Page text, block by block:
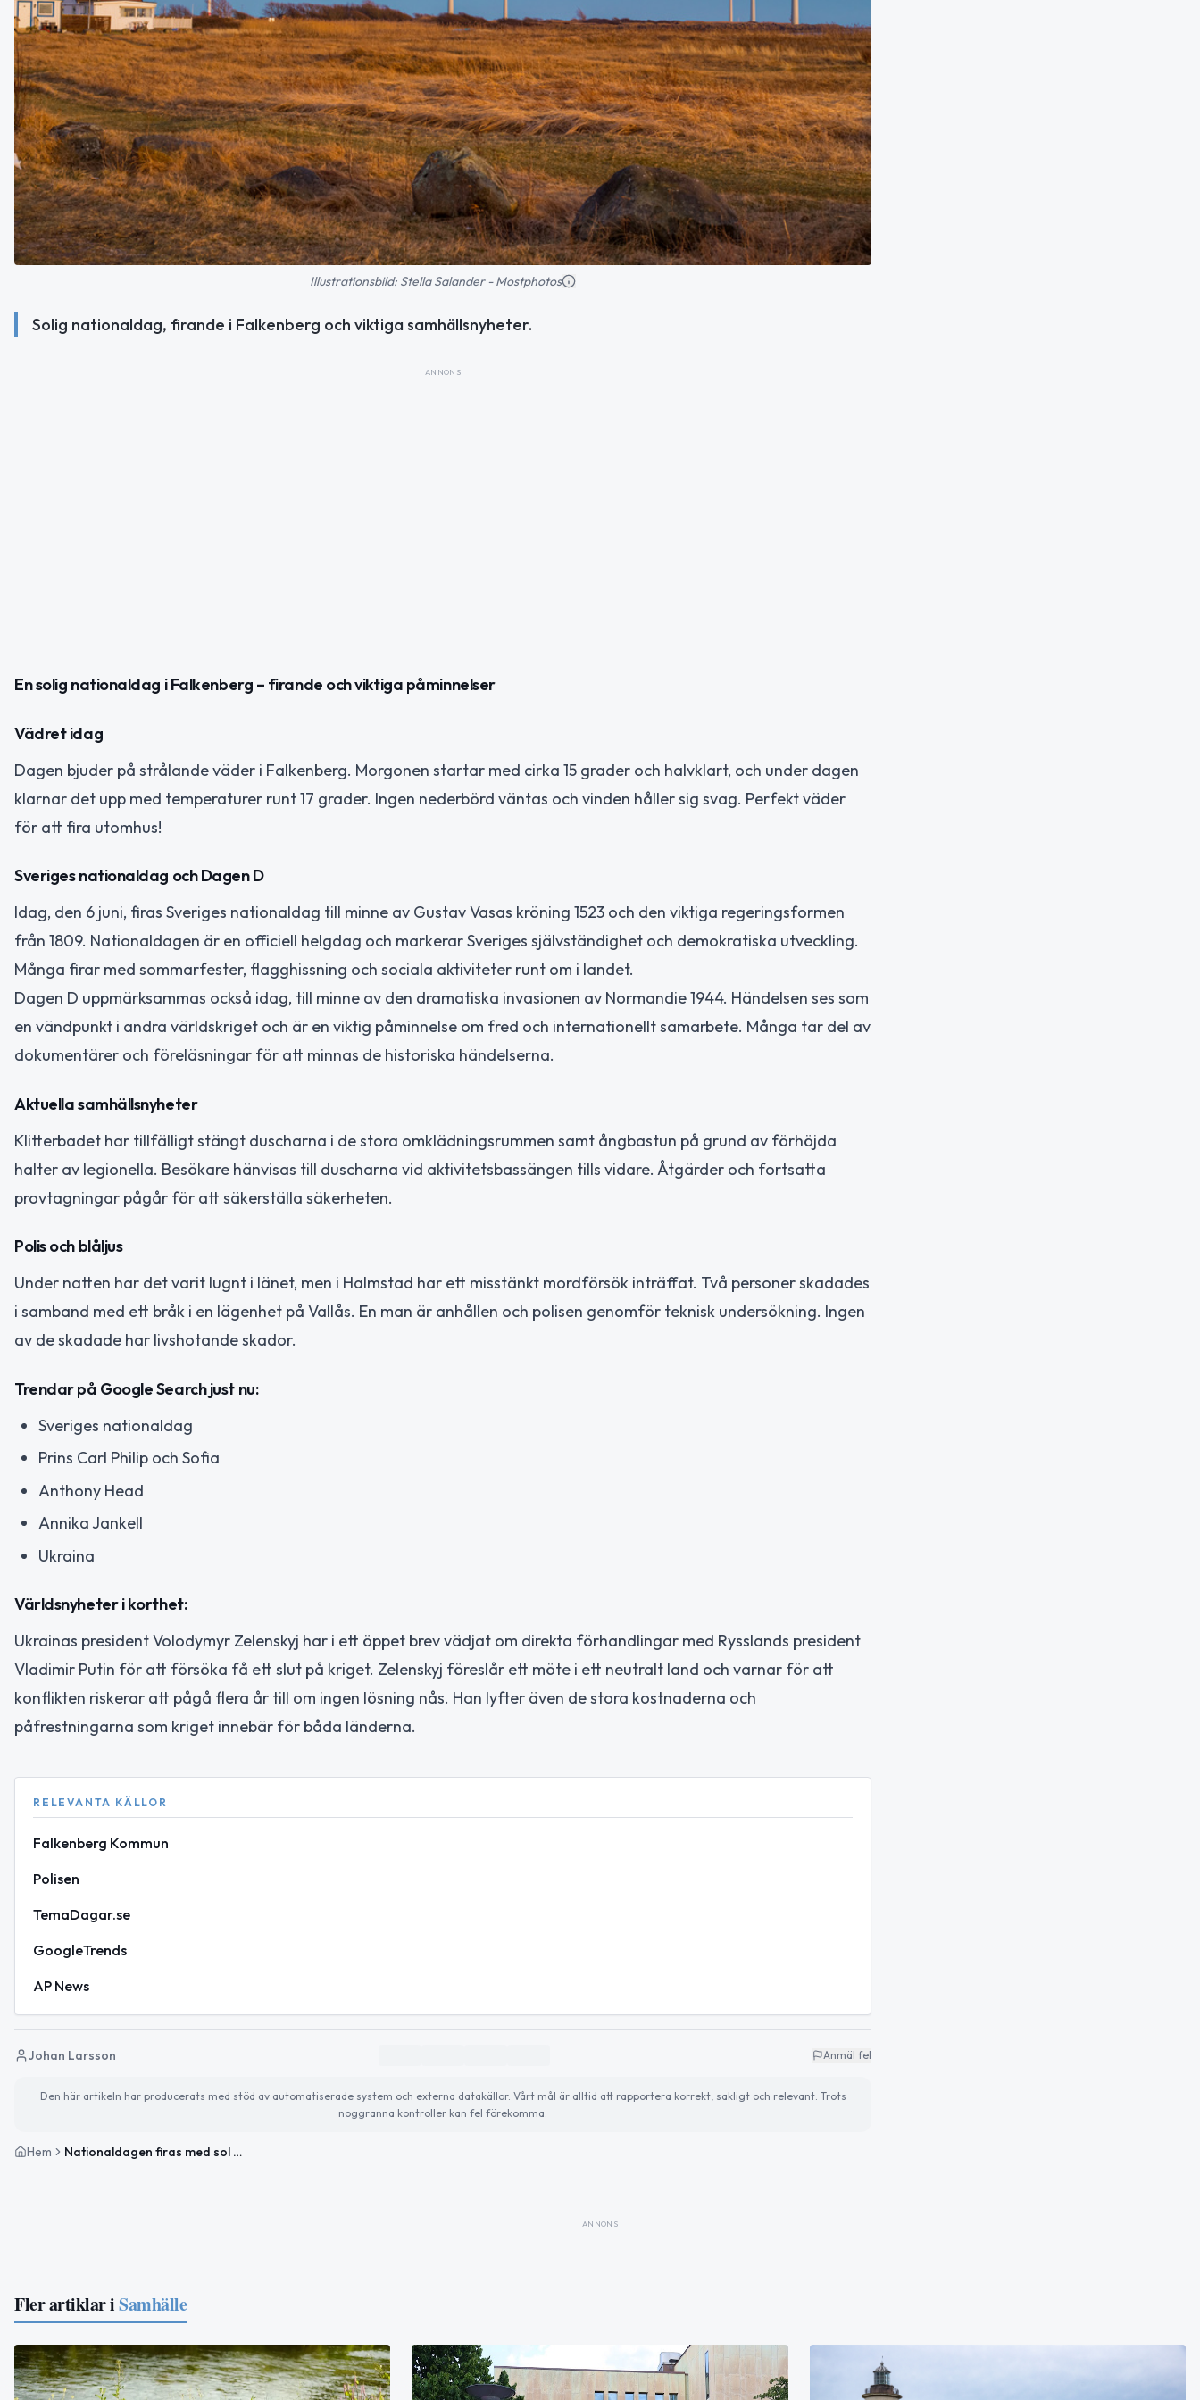
Illustrationsbild: Stella Salander - Mostphotos
Solig nationaldag, firande i Falkenberg och viktiga samhällsnyheter.
ANNONS
En solig nationaldag i Falkenberg – firande och viktiga påminnelser
Vädret idag
Dagen bjuder på strålande väder i Falkenberg. Morgonen startar med cirka 15 grader och halvklart, och under dagen
klarnar det upp med temperaturer runt 17 grader. Ingen nederbörd väntas och vinden håller sig svag. Perfekt väder
för att fira utomhus!
Sveriges nationaldag och Dagen D
Idag, den 6 juni, firas Sveriges nationaldag till minne av Gustav Vasas kröning 1523 och den viktiga regeringsformen
från 1809. Nationaldagen är en officiell helgdag och markerar Sveriges självständighet och demokratiska utveckling.
Många firar med sommarfester, flagghissning och sociala aktiviteter runt om i landet.
Dagen D uppmärksammas också idag, till minne av den dramatiska invasionen av Normandie 1944. Händelsen ses som
en vändpunkt i andra världskriget och är en viktig påminnelse om fred och internationellt samarbete. Många tar del av
dokumentärer och föreläsningar för att minnas de historiska händelserna.
Aktuella samhällsnyheter
Klitterbadet har tillfälligt stängt duscharna i de stora omklädningsrummen samt ångbastun på grund av förhöjda
halter av legionella. Besökare hänvisas till duscharna vid aktivitetsbassängen tills vidare. Åtgärder och fortsatta
provtagningar pågår för att säkerställa säkerheten.
Polis och blåljus
Under natten har det varit lugnt i länet, men i Halmstad har ett misstänkt mordförsök inträffat. Två personer skadades
i samband med ett bråk i en lägenhet på Vallås. En man är anhållen och polisen genomför teknisk undersökning. Ingen
av de skadade har livshotande skador.
Trendar på Google Search just nu:
Sveriges nationaldag
Prins Carl Philip och Sofia
Anthony Head
Annika Jankell
Ukraina
Världsnyheter i korthet:
Ukrainas president Volodymyr Zelenskyj har i ett öppet brev vädjat om direkta förhandlingar med Rysslands president
Vladimir Putin för att försöka få ett slut på kriget. Zelenskyj föreslår ett möte i ett neutralt land och varnar för att
konflikten riskerar att pågå flera år till om ingen lösning nås. Han lyfter även de stora kostnaderna och
påfrestningarna som kriget innebär för båda länderna.
RELEVANTA KÄLLOR
Falkenberg Kommun
Polisen
TemaDagar.se
GoogleTrends
AP News
Johan Larsson Anmäl fel
Den här artikeln har producerats med stöd av automatiserade system och externa datakällor. Vårt mål är alltid att rapportera korrekt, sakligt och relevant. Trots
noggranna kontroller kan fel förekomma.
Hem Nationaldagen firas med sol och historiska minnen
ANNONS
Fler artiklar iSamhälle